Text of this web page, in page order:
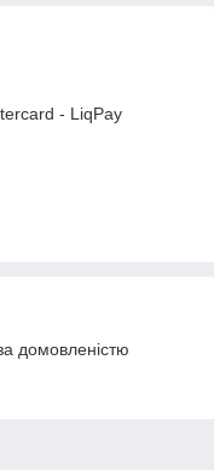
- LiqPay
домовленістю